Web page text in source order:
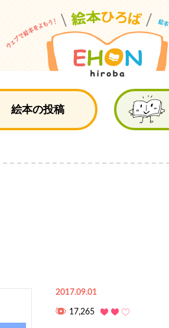
絵本の投稿
2017.09.01
17,265